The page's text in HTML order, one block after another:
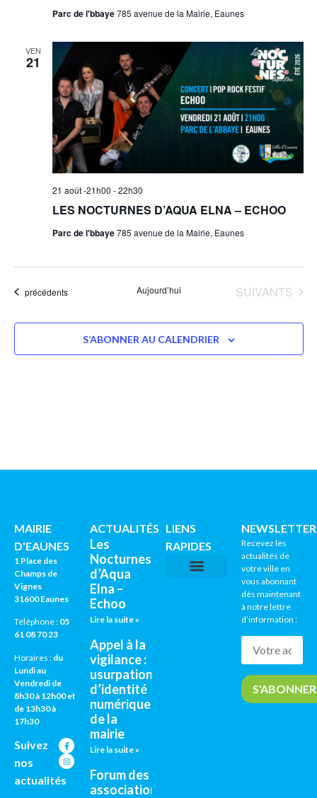
Parc de l'bbaye785 avenue de la Mairie, Eaunes
VEN
21
LES NOCTURNES D’AQUA ELNA – ECHOO
21 août -21h00 -22h30
Parc de l'bbaye785 avenue de la Mairie, Eaunes
Évènements
précédents Aujourd’hui ÉVÈNEMENTS
SUIVANTS
S’ABONNER AU CALENDRIER
MAIRIE
D'EAUNES
1 Place des
Champs de
Vignes
31600 Eaunes
Téléphone : 05
61 08 70 23
Horaires : du
Lundi au
Vendredi de
8h30 à 12h00 et
de 13h30 à
17h30
Suivez
nos
actualités
ACTUALITÉS
Les
Nocturnes
d’Aqua
Elna –
Echoo
Lire la suite »
Appel à la
vigilance :
usurpation
d’identité
numérique
de la
mairie
Lire la suite »
Forum des
associations
LIENS
RAPIDES
Recevez les
actualités de
votre ville en
vous abonnant
dès maintenant
à notre lettre
d’information :